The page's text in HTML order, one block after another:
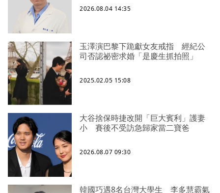
2026.08.04 14:35
玉澤演巴黎下跪獻女友戒指 經紀公
司否認祕密求婚「是慶生抓拍照」
2025.02.05 15:08
大谷捨保時捷改開「巨大賓利」護妻
小 賽後不受訪急歸家當二寶爸
2026.08.07 09:30
韓國巧遇8名台灣大學生 李多慧霸氣